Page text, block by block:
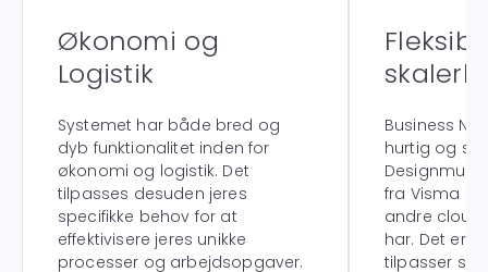
Økonomi og
Logistik
Systemet har både bred og
dyb funktionalitet inden for
økonomi og logistik. Det
tilpasses desuden jeres
specifikke behov for at
effektivisere jeres unikke
processer og arbejdsopgaver.
Business
hurtig og
fra Visma
andre
har. Det er
tilpasser sig